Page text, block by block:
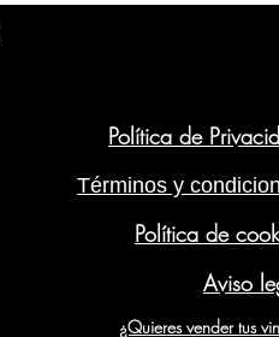
Política de
Términos y
Política de
Aviso
¿Quieres vender tus